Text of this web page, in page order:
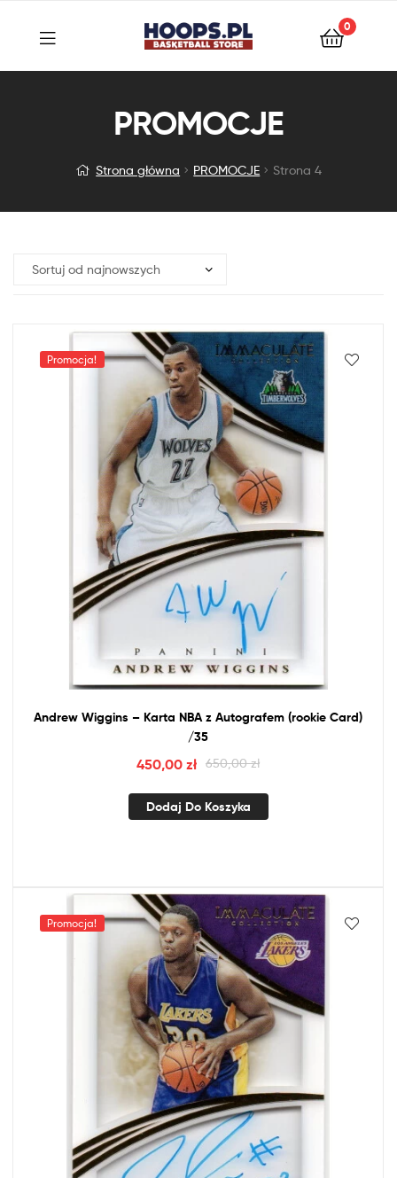
0
PROMOCJE
Strona główna PROMOCJE Strona 4
Promocja!
Andrew Wiggins – Karta NBA z Autografem (rookie Card)
/35
650,00zł
450,00zł
Dodaj Do Koszyka
Promocja!